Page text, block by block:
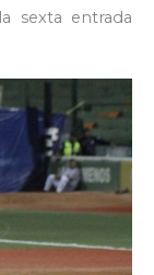
sexta entrada